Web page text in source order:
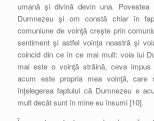
umană şi divină devin una. Povestea
Dumnezeu şi om constă chiar în
comuniune de voinţă creşte prin
sentiment şi astfel voinţa noastră şi
coincid din ce în ce mai mult: voia lui
mai este o voinţă străină, ceva
acum este propria mea voinţă, care
înţelegerea faptului că Dumnezeu e
mult decât sunt în mine eu însumi [10].